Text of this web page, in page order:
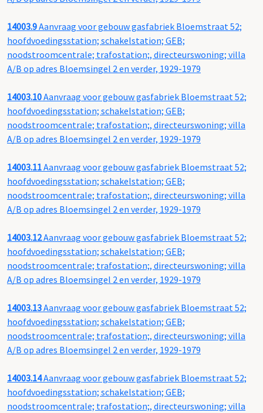
14003.9Aanvraag voor gebouw gasfabriek Bloemstraat 52;
hoofdvoedingsstation; schakelstation; GEB;
noodstroomcentrale; trafostation;, directeurswoning; villa
A/B op adres Bloemsingel 2 en verder, 1929-1979
14003.10Aanvraag voor gebouw gasfabriek Bloemstraat 52;
hoofdvoedingsstation; schakelstation; GEB;
noodstroomcentrale; trafostation;, directeurswoning; villa
A/B op adres Bloemsingel 2 en verder, 1929-1979
14003.11Aanvraag voor gebouw gasfabriek Bloemstraat 52;
hoofdvoedingsstation; schakelstation; GEB;
noodstroomcentrale; trafostation;, directeurswoning; villa
A/B op adres Bloemsingel 2 en verder, 1929-1979
14003.12Aanvraag voor gebouw gasfabriek Bloemstraat 52;
hoofdvoedingsstation; schakelstation; GEB;
noodstroomcentrale; trafostation;, directeurswoning; villa
A/B op adres Bloemsingel 2 en verder, 1929-1979
14003.13Aanvraag voor gebouw gasfabriek Bloemstraat 52;
hoofdvoedingsstation; schakelstation; GEB;
noodstroomcentrale; trafostation;, directeurswoning; villa
A/B op adres Bloemsingel 2 en verder, 1929-1979
14003.14Aanvraag voor gebouw gasfabriek Bloemstraat 52;
hoofdvoedingsstation; schakelstation; GEB;
noodstroomcentrale; trafostation;, directeurswoning; villa